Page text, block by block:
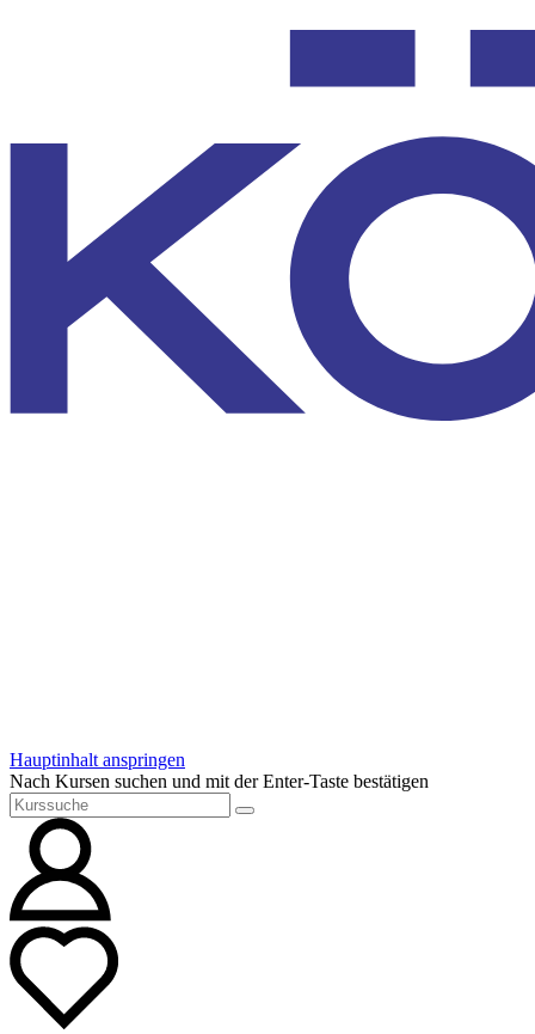
Hauptinhalt anspringen
Nach Kursen suchen und mit der Enter-Taste bestätigen